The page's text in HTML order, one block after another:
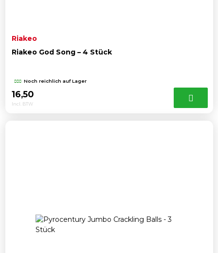
Riakeo
Riakeo God Song – 4 Stück
Noch reichlich auf Lager
16,50
Incl. BTW